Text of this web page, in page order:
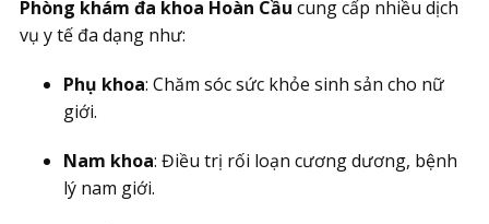
Phòng khám đa khoa Hoàn Cầu cung cấp nhiều dịch
vụ y tế đa dạng như:
Phụ khoa: Chăm sóc sức khỏe sinh sản cho nữ
giới.
Nam khoa: Điều trị rối loạn cương dương, bệnh
lý nam giới.